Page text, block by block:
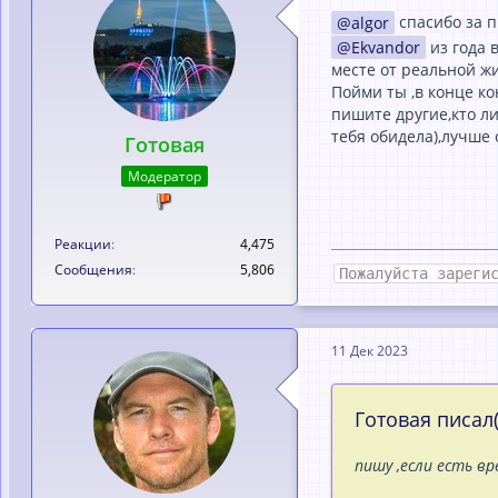
Готовая
Модератор
Реакции
4,475
Сообщения
5,806
algor спасибо за
Ekvandor из года
месте от реальной
Пойми ты ,в конце
пишите другие,кто
тебя обидела),лучше
Пожалуйста
11 Дек 2023
Готовая
пишу ,если есть